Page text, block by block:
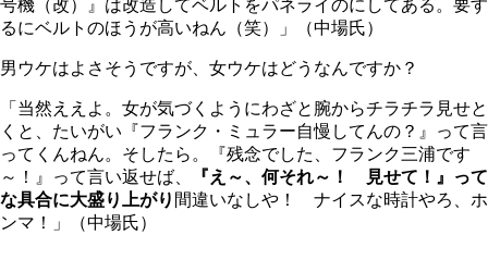
号機（改）』は改造してベルトをパネライのにしてある。要す
るにベルトのほうが高いねん（笑）」（中場氏）
男ウケはよさそうですが、女ウケはどうなんですか？
「当然ええよ。女が気づくようにわざと腕からチラチラ見せと
くと、たいがい『フランク・ミュラー自慢してんの？』って言
ってくんねん。そしたら。『残念でした、フランク三浦です
～！』って言い返せば、
『え～、何それ～！ 見せて！』って
な具合に大盛り上がり 間違いなしや！ ナイスな時計やろ、ホ
ンマ！」（中場氏）